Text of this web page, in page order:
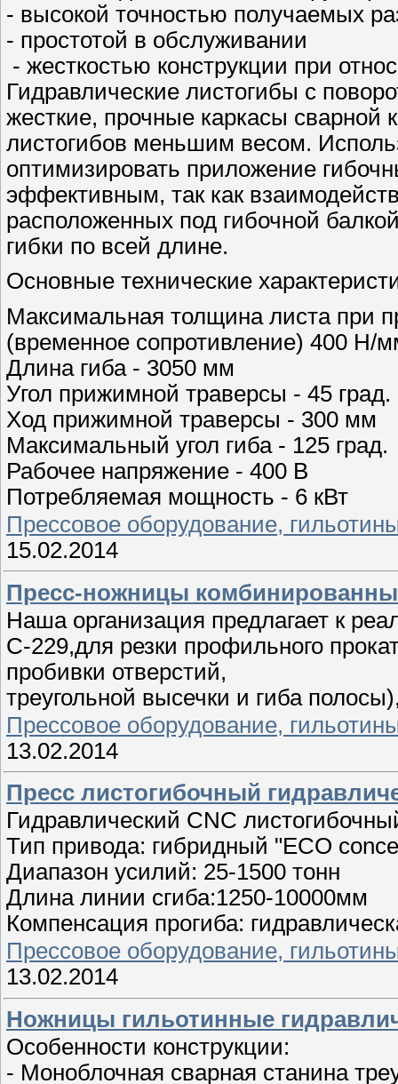
- высокой точностью получаемых
- простотой в обслуживании
- жесткостью конструкции при
Гидравлические листогибы с
жесткие, прочные каркасы сварной
листогибов меньшим весом.
оптимизировать приложение
эффективным, так как
расположенных под гибочной
гибки по всей длине.
Основные технические
Максимальная толщина листа при
(временное сопротивление) 400 Н/
Длина гиба - 3050 мм
Угол прижимной траверсы - 45 град.
Ход прижимной траверсы - 300 мм
Максимальный угол гиба - 125 град.
Рабочее напряжение - 400 В
Потребляемая мощность - 6 кВт
Прессовое оборудование,
15.02.2014
Пресс-ножницы
Наша организация предлагает к
С-229,для резки профильного
пробивки отверстий,
треугольной высечки и гиба
Прессовое оборудование,
13.02.2014
Пресс листогибочный
Гидравлический CNC
Тип привода: гибридный "ECO
Диапазон усилий: 25-1500 тонн
Длина линии сгиба:1250-10000мм
Компенсация прогиба:
Прессовое оборудование,
13.02.2014
Ножницы гильотинные
Особенности конструкции:
- Моноблочная сварная станина